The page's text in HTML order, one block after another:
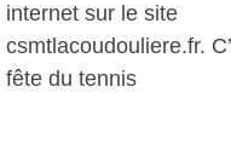
internet sur le site
csmtlacoudouliere.fr.
fête du tennis